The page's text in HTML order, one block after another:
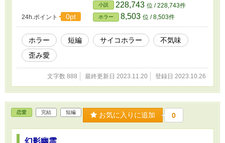
24h.ポイント 0pt
小説 228,743 位 / 228,743件
ホラー 8,503 位 / 8,503件
ホラー 短編 サイコホラー
不気味
歪み愛
文字数 888 最終更新日 2023.11.20 登録日 2023.10.26
恋愛 完結 短編 お気に入りに追加 0